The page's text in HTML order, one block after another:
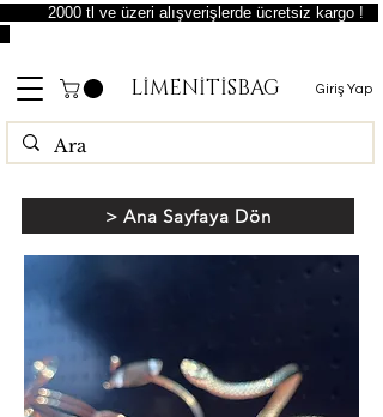
LİMENİTİSBAG Giriş Yap
2000 tl ve üzeri alışverişlerde ücretsiz kargo !
> Ana Sayfaya Dön